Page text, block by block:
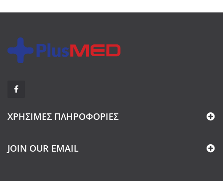
ΧΡΉΣΙΜΕΣ ΠΛΗΡΟΦΟΡΊΕΣ
JOIN OUR EMAIL